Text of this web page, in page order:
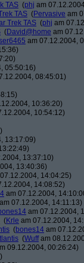
TAS (phj am
TAS (Pervasive am
Trek TAS (phj am
(David@home am
am 07.12.2004,
05:50:16)
08:45:01)
10:36:20)
10:54:12)
13:17:09)
13:37:10)
13:40:36)
14:04:25)
14:08:52)
am 07.12.2004,
am 07.12.2004, 14:11:13)
am 07.12.2004,
(Krle am 07.12.2004,
(bones14 am
(Wuffam
09.12.2004, 00:26:24)